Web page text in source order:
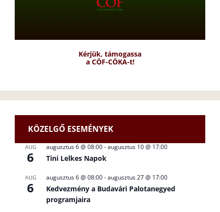
Kérjük, támogassa
a CÖF-CÖKA-t!
KÖZELGŐ ESEMÉNYEK
AUG
6
augusztus 6 @ 08:00-augusztus 10 @ 17:00
Tini Lelkes Napok
AUG
6
augusztus 6 @ 08:00-augusztus 27 @ 17:00
Kedvezmény a Budavári Palotanegyed
programjaira